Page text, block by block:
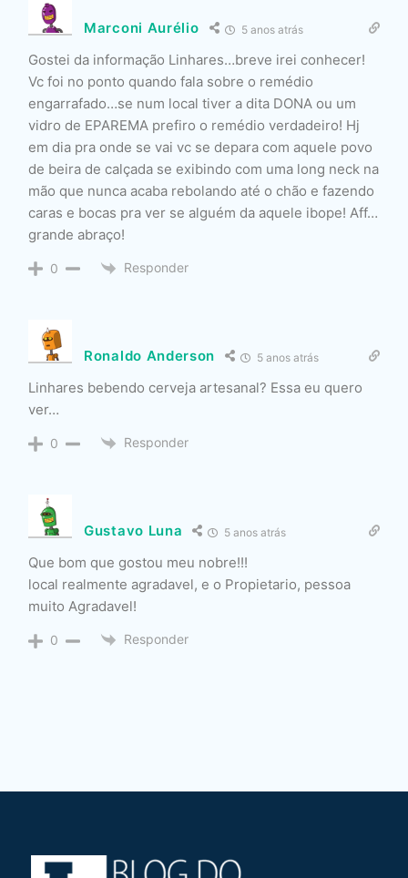
Marconi Aurélio 5 anos atrás
Gostei da informação Linhares…breve irei conhecer!
Vc foi no ponto quando fala sobre o remédio
engarrafado…se num local tiver a dita DONA ou um
vidro de EPAREMA prefiro o remédio verdadeiro! Hj
em dia pra onde se vai vc se depara com aquele povo
de beira de calçada se exibindo com uma long neck na
mão que nunca acaba rebolando até o chão e fazendo
caras e bocas pra ver se alguém da aquele ibope! Aff…
grande abraço!
0 Responder
Ronaldo Anderson 5 anos atrás
Linhares bebendo cerveja artesanal? Essa eu quero
ver…
0 Responder
Gustavo Luna 5 anos atrás
Que bom que gostou meu nobre!!!
local realmente agradavel, e o Propietario, pessoa
muito Agradavel!
0 Responder